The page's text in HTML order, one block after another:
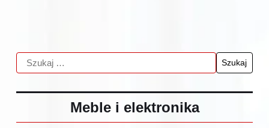
Meble i elektronika